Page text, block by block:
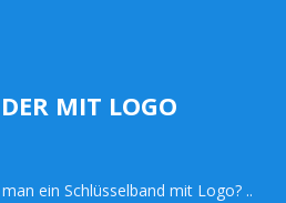
MIT LOGO
ein Schlüsselband mit Logo? ..